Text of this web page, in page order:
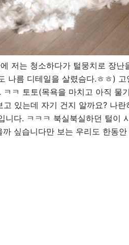
저는 청소하다가 털뭉치로 장난
나름 디테일을 살렸슴다.ㅎㅎ) 고
ㅋ 토토(목욕을 마치고 아직 물
있는데 자기 건지 알까요? 나란
니다. ㅋㅋㅋ 북실북실하던 털이
싶습니다만 보는 우리도 한동안